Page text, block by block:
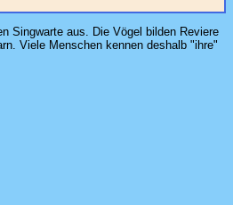
Singwarte aus. Die Vögel bilden Reviere
Viele Menschen kennen deshalb "ihre"